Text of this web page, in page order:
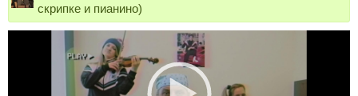
скрипке и пианино)